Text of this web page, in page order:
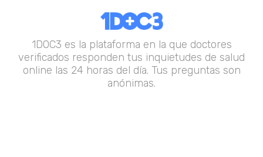
1DOC3 es la plataforma en la que doctores
verificados responden tus inquietudes de salud
online las 24 horas del día. Tus preguntas son
anónimas.